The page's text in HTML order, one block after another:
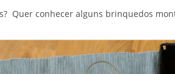
Quer conhecer alguns brinquedos